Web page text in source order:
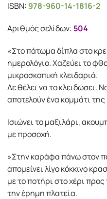
ISBN: 978-960-14-1816-2
Αριθμός σελίδων: 504
«Στο πάτωμα δίπλα στο
ημερολόγιο. Χαζεύει το
μικροσκοπική κλειδαριά.
Δε θέλει να το κλειδώσει.
αποτελούν ένα κομμάτι
Ισιώνει το μαξιλάρι,
με προσοχή.
»Στην καράφα πάνω στον
απομείνει λίγο κόκκινο
με το ποτήρι στο χέρι
την έρημη πλατεία.